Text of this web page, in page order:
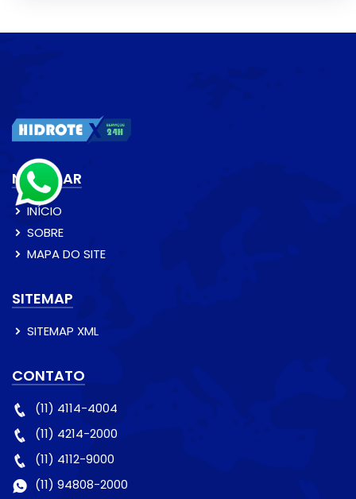
NAVEGAR
INÍCIO
SOBRE
MAPA DO SITE
SITEMAP
SITEMAP XML
CONTATO
(11) 4114-4004
(11) 4214-2000
(11) 4112-9000
(11) 94808-2000